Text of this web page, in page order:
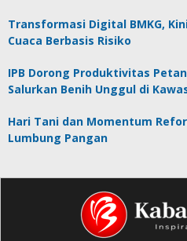
Transformasi Digital BMKG,
Cuaca Berbasis Risiko
IPB Dorong Produktivitas
Salurkan Benih Unggul di
Hari Tani dan Momentum
Lumbung Pangan